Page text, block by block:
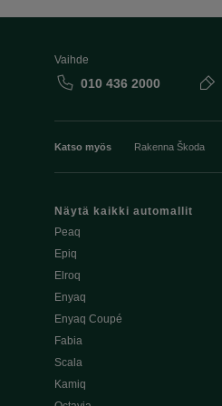
Vaihde
010 436 2000
Katso myös Rakenna Škoda
Näytä kaikki automallit
Peaq
Epiq
Elroq
Enyaq
Enyaq Coupé
Fabia
Scala
Kamiq